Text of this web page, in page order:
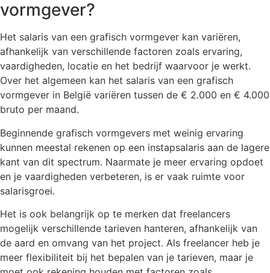
vormgever?
Het salaris van een grafisch vormgever kan variëren,
afhankelijk van verschillende factoren zoals ervaring,
vaardigheden, locatie en het bedrijf waarvoor je werkt.
Over het algemeen kan het salaris van een grafisch
vormgever in België variëren tussen de € 2.000 en € 4.000
bruto per maand.
Beginnende grafisch vormgevers met weinig ervaring
kunnen meestal rekenen op een instapsalaris aan de lagere
kant van dit spectrum. Naarmate je meer ervaring opdoet
en je vaardigheden verbeteren, is er vaak ruimte voor
salarisgroei.
Het is ook belangrijk op te merken dat freelancers
mogelijk verschillende tarieven hanteren, afhankelijk van
de aard en omvang van het project. Als freelancer heb je
meer flexibiliteit bij het bepalen van je tarieven, maar je